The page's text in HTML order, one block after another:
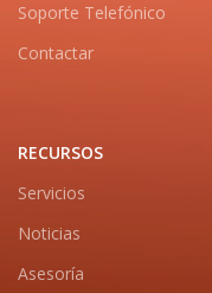
Soporte Telefónico
Contactar
RECURSOS
Servicios
Noticias
Asesoría